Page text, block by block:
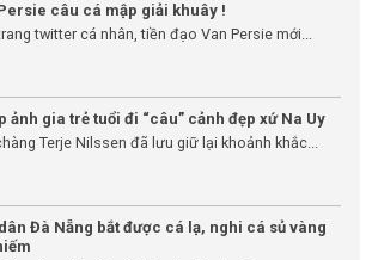
câu cá mập giải khuây !
twitter cá nhân, tiền đạo Van Persie mới...
ảnh gia trẻ tuổi đi “câu” cảnh đẹp xứ Na Uy
Terje Nilssen đã lưu giữ lại khoảnh khắc...
Đà Nẵng bắt được cá lạ, nghi cá sủ vàng